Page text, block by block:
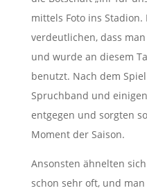
mittels Foto ins
verdeutlichen, dass
und wurde an diesem
benutzt. Nach dem
Spruchband und
entgegen und sorgten
Moment der Saison.
Ansonsten ähnelten
schon sehr oft, und